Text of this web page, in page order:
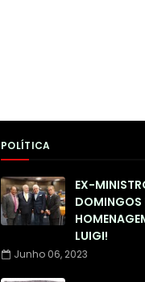
POLÍTICA
EX-
DOMINGOS
LUIGI!
Junho 06, 2023